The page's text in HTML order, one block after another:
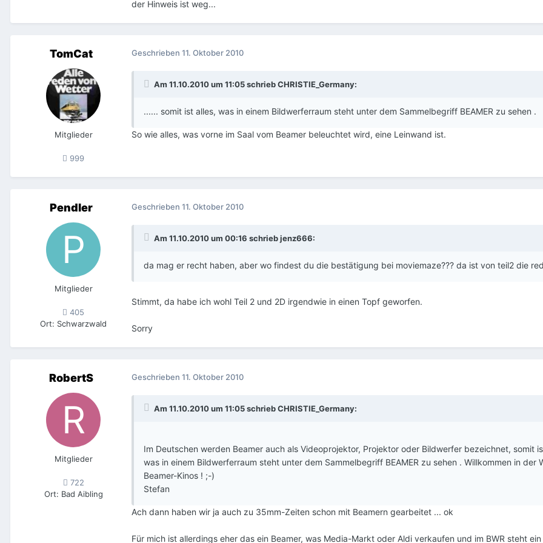
der Hinweis ist weg...
TomCat
Mitglieder
999
Geschrieben 11. Oktober 2010
Am 11.10.2010 um 11:05 schrieb CHRISTIE_Germany:
...... somit ist alles, was in einem Bildwerferraum steht unter dem Sammelbegriff BEAMER zu sehen .
So wie alles, was vorne im Saal vom Beamer beleuchtet wird, eine Leinwand ist.
Pendler
Mitglieder
405
Ort: Schwarzwald
Geschrieben 11. Oktober 2010
Am 11.10.2010 um 00:16 schrieb jenz666:
da mag er recht haben, aber wo findest du die bestätigung bei moviemaze??? da ist von teil2 die
Stimmt, da habe ich wohl Teil 2 und 2D irgendwie in einen Topf geworfen.
Sorry
RobertS
Mitglieder
722
Ort: Bad Aibling
Geschrieben 11. Oktober 2010
Am 11.10.2010 um 11:05 schrieb CHRISTIE_Germany:
Im Deutschen werden Beamer auch als Videoprojektor, Projektor oder Bildwerfer bezeichnet, somit
was in einem Bildwerferraum steht unter dem Sammelbegriff BEAMER zu sehen . Willkommen in der
Beamer-Kinos ! ;-)
Stefan
Ach dann haben wir ja auch zu 35mm-Zeiten schon mit Beamern gearbeitet ... ok
Für mich ist allerdings eher das ein Beamer, was Media-Markt oder Aldi verkaufen und im BWR steht